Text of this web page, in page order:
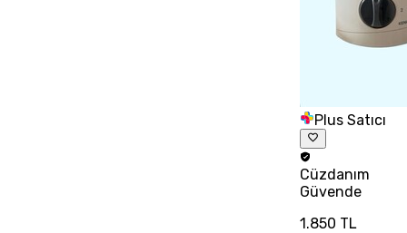
Plus Satıcı
Cüzdanım
Güvende
1.850 TL